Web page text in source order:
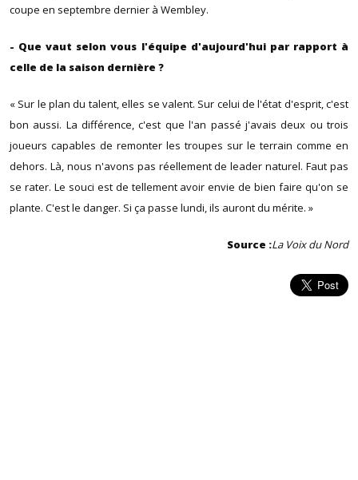
coupe en septembre dernier à Wembley.
- Que vaut selon vous l'équipe d'aujourd'hui par rapport à
celle de la saison dernière ?
« Sur le plan du talent, elles se valent. Sur celui de l'état d'esprit, c'est
bon aussi. La différence, c'est que l'an passé j'avais deux ou trois
joueurs capables de remonter les troupes sur le terrain comme en
dehors. Là, nous n'avons pas réellement de leader naturel. Faut pas
se rater. Le souci est de tellement avoir envie de bien faire qu'on se
plante. C'est le danger. Si ça passe lundi, ils auront du mérite. »
Source :La Voix du Nord